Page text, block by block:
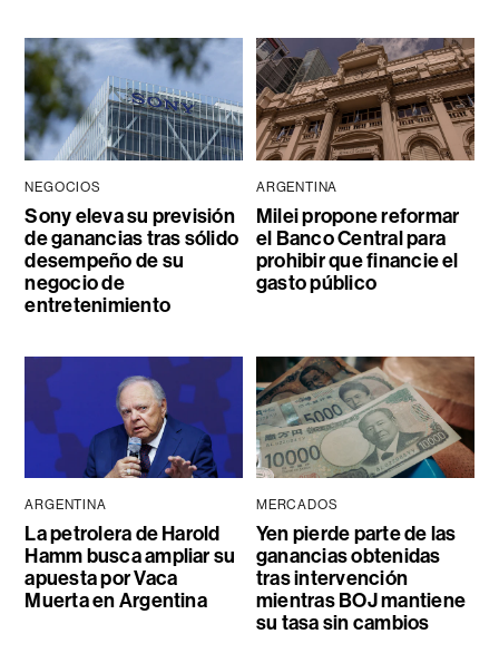
NEGOCIOS
Sony eleva su previsión
de ganancias tras sólido
desempeño de su
negocio de
entretenimiento
ARGENTINA
Milei propone reformar
el Banco Central para
prohibir que financie el
gasto público
ARGENTINA
La petrolera de Harold
Hamm busca ampliar su
apuesta por Vaca
Muerta en Argentina
MERCADOS
Yen pierde parte de las
ganancias obtenidas
tras intervención
mientras BOJ mantiene
su tasa sin cambios